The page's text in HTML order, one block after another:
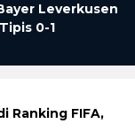
Leverkusen
0-1
Ranking FIFA,